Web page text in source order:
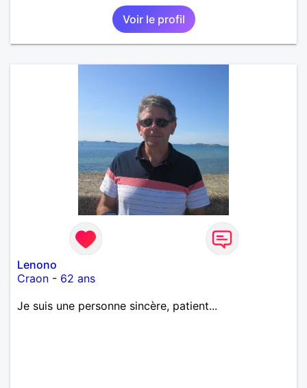
Voir le profil
Lenono
Craon - 62 ans
Je suis une personne sincère, patient...